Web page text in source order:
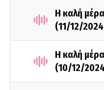
Η καλή
(11/12/
Η καλή
(10/12/